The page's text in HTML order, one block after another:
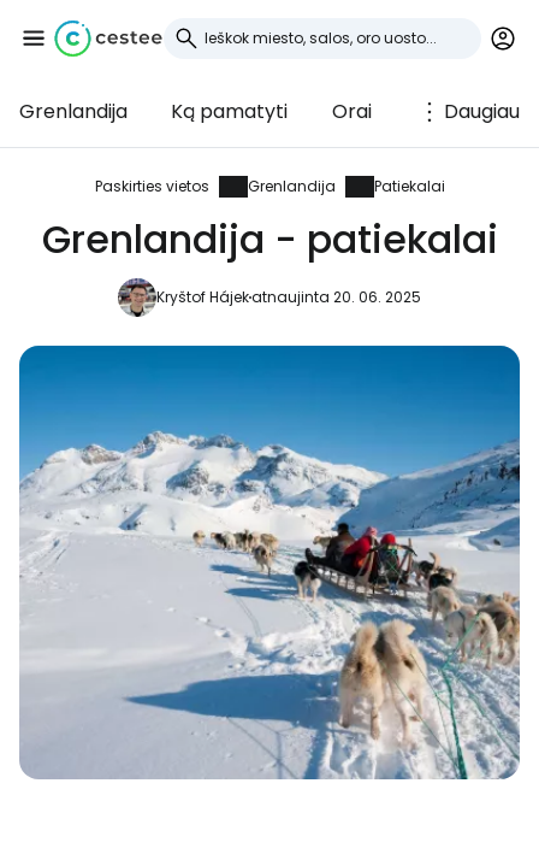
Grenlandija Ką pamatyti Orai Daugiau
Paskirties vietos Grenlandija Patiekalai
Grenlandija - patiekalai
Kryštof Hájekatnaujinta 20. 06. 2025
Prisijunkite prie
Cestee
... pasaulinė kelionių bendruomenė
Tęsti el. paštu